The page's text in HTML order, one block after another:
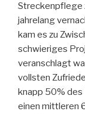
Streckenpflege
jahrelang
kam es zu
schwieriges
veranschlagt
vollsten
knapp 50% des
einen mittleren